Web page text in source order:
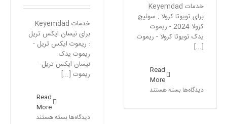
خدمات Keyemdad
برای تویوتا کرولا : سوئیچ
کرولا 2024 - ریموت
یدک تویوتا کرولا - ریموت
[...]
Read
More
دیدگاه‌ها برای
بسته هستند
خدمات Keyemdad
برای نیسان ایکس تریل
: ریموت ایکس تریل -
ریموت یدک
نیسان ایکس تریل-
ریموت [...]
Read
More
دیدگاه‌ها برای
بسته هستند